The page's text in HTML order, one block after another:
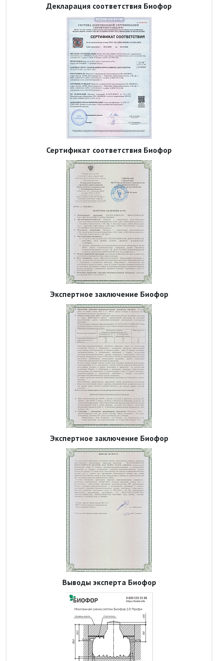
Декларация соответствия Биофор
Сертификат соответствия Биофор
Экспертное заключение Биофор
Экспертное заключение Биофор
Выводы эксперта Биофор